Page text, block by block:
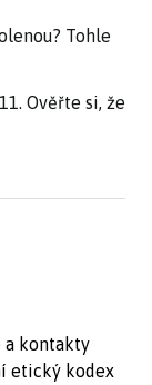
Tohle
Ověřte si, že
a kontakty
etický kodex